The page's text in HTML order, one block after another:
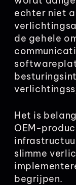
echter niet
de gehele
Het is
OEM-
slimme
begrijpen.